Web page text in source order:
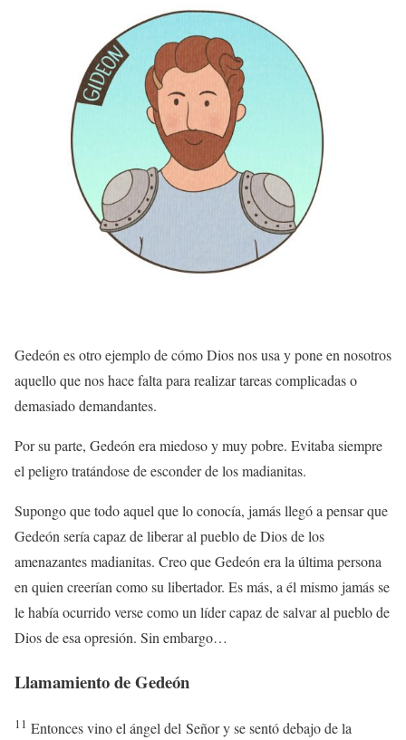
Gedeón es otro ejemplo de cómo Dios nos usa y pone en nosotros
aquello que nos hace falta para realizar tareas complicadas o
demasiado demandantes.
Por su parte, Gedeón era miedoso y muy pobre. Evitaba siempre
el peligro tratándose de esconder de los madianitas.
Supongo que todo aquel que lo conocía, jamás llegó a pensar que
Gedeón sería capaz de liberar al pueblo de Dios de los
amenazantes madianitas. Creo que Gedeón era la última persona
en quien creerían como su libertador. Es más, a él mismo jamás se
le había ocurrido verse como un líder capaz de salvar al pueblo de
Dios de esa opresión. Sin embargo…
Llamamiento de Gedeón
11 Entonces vino el ángel del Señory se sentó debajo de la